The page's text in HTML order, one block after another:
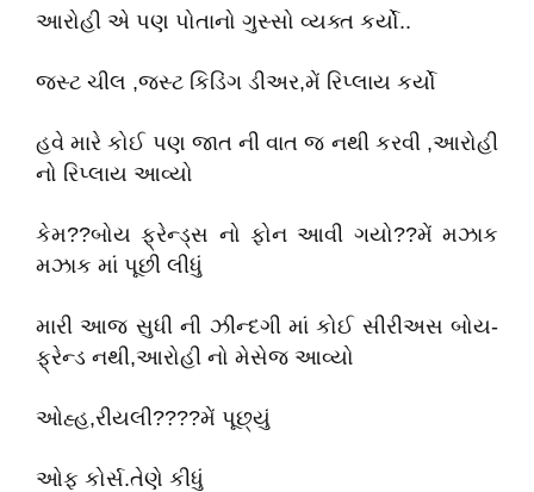
આરોહી એ પણ પોતાનો ગુસ્સો વ્યક્ત કર્યો..
જસ્ટ ચીલ ,જસ્ટ કિડિંગ ડીઅર,મેં રિપ્લાય કર્યો
હવે મારે કોઈ પણ જાત ની વાત જ નથી કરવી ,આરોહી
નો રિપ્લાય આવ્યો
કેમ??બોય ફ્રેન્ડ્સ નો ફોન આવી ગયો??મેં મઝાક
મઝાક માં પૂછી લીધું
મારી આજ સુધી ની ઝીન્દગી માં કોઈ સીરીઅસ બોય-
ફ્રેન્ડ નથી,આરોહી નો મેસેજ આવ્યો
ઓહ્હ,રીયલી????મેં પૂછ્યું
ઓફ કોર્સ.તેણે કીધું